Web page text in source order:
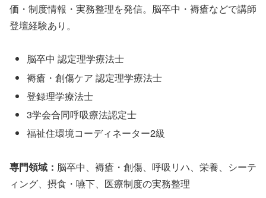
価・制度情報・実務整理を発信。脳卒中・褥瘡などで講師
登壇経験あり。
脳卒中 認定理学療法士
褥瘡・創傷ケア 認定理学療法士
登録理学療法士
3学会合同呼吸療法認定士
福祉住環境コーディネーター2級
専門領域： 脳卒中、褥瘡・創傷、呼吸リハ、栄養、シーテ
ィング、摂食・嚥下、医療制度の実務整理